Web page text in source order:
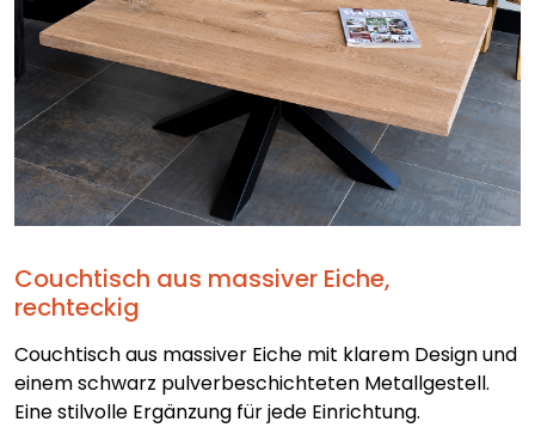
Couchtisch aus massiver Eiche,
rechteckig
Couchtisch aus massiver Eiche mit klarem Design und
einem schwarz pulverbeschichteten Metallgestell.
Eine stilvolle Ergänzung für jede Einrichtung.